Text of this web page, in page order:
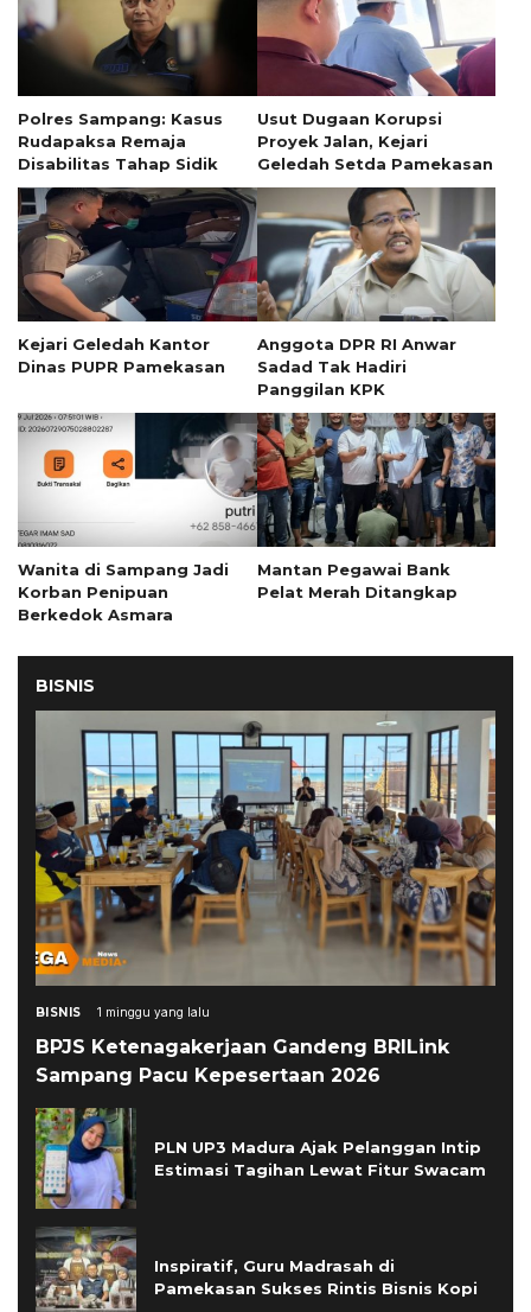
Polres Sampang: Kasus
Rudapaksa Remaja
Disabilitas Tahap Sidik
Usut Dugaan Korupsi
Proyek Jalan, Kejari
Geledah Setda Pamekasan
Kejari Geledah Kantor
Dinas PUPR Pamekasan
Anggota DPR RI Anwar
Sadad Tak Hadiri
Panggilan KPK
Wanita di Sampang Jadi
Korban Penipuan
Berkedok Asmara
Mantan Pegawai Bank
Pelat Merah Ditangkap
BISNIS
BISNIS 1 minggu yang lalu
BPJS Ketenagakerjaan Gandeng BRILink
Sampang Pacu Kepesertaan 2026
PLN UP3 Madura Ajak Pelanggan Intip
Estimasi Tagihan Lewat Fitur Swacam
Inspiratif, Guru Madrasah di
Pamekasan Sukses Rintis Bisnis Kopi